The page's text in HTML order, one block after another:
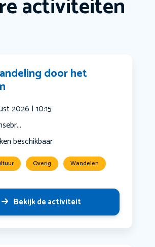
activiteiten
door het
2026 | 10:15
beschikbaar
Overig Wandelen
Bekijk de activiteit